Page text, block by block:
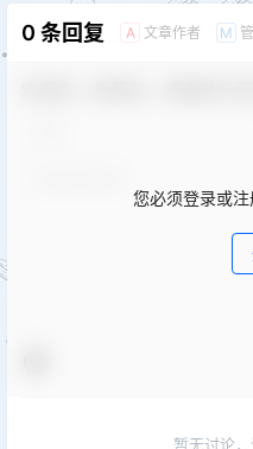
0 条回复 A 文章作者 M
您必须登录或
暂无讨论